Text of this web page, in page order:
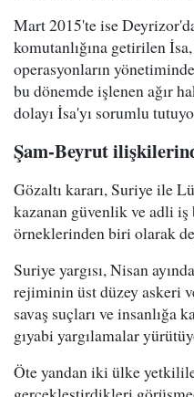
Mart 2015'te ise
komutanlığına getirilen
operasyonların
bu dönemde işlenen ağır
dolayı İsa'yı sorumlu
Şam-Beyrut
Gözaltı kararı, Suriye ile
kazanan güvenlik ve adli
örneklerinden biri olarak
Suriye yargısı, Nisan
rejiminin üst düzey askeri
savaş suçları ve insanlığa
gıyabi yargılamalar
Öte yandan iki ülke